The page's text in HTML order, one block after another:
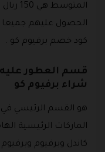
الحصول عليهم
كود خصم برفيوم كو .
قسم العطور
شراء برفيوم كو
هو القسم الرئيسي في
الماركات الرئيسية
كاندل وبرفيوم